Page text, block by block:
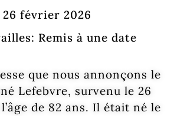
26 février 2026
Remis à une date
que nous annonçons le
Lefebvre, survenu le 26
de 82 ans. Il était né le